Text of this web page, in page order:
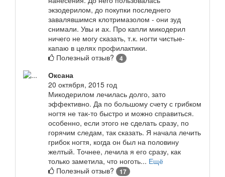
экзодерилом, до покупки последнего
завалявшимся клотримазолом - они зуд
снимали. Увы и ах. Про капли микодерил
ничего не могу сказать, т.к. ногти чистые-
капаю в целях профилактики.
Полезный отзыв?
4
Оксана
20 октября, 2015 год
Микодерилом лечилась долго, зато
эффективно. Да по большому счету с грибком
ногтя не так-то быстро и можно справиться.
особенно, если этого не сделать сразу, по
горячим следам, так сказать. Я начала лечить
грибок ногтя, когда он был на половину
желтый. Точнее, лечила я его сразу, как
только заметила, что ноготь... Ещё
Полезный отзыв?
17